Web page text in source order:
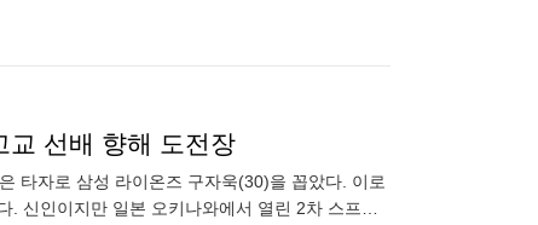
교 선배 향해 도전장
타자로 삼성 라이온즈 구자욱(30)을 꼽았다. 이로
신인이지만 일본 오키나와에서 열린 2차 스프링